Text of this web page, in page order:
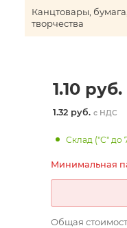
Канцтовары,
творчества
1.10руб.
1.32 руб. с НДС
Склад ("С" до
Минимальная
Общая